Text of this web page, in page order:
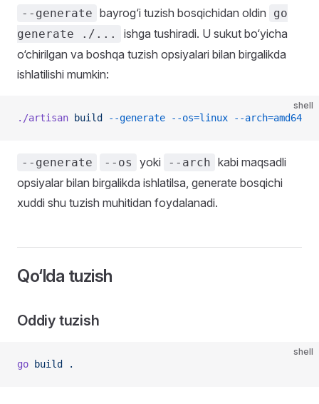
--generate bayrog‘i tuzish bosqichidan oldin
go
generate ./...
ishga tushiradi. U sukut bo‘yicha
o‘chirilgan va boshqa tuzish opsiyalari bilan birgalikda
ishlatilishi mumkin:
shell
./artisan build --generate --os=linux --arch=amd64
--generate --os yoki --arch kabi maqsadli
opsiyalar bilan birgalikda ishlatilsa, generate bosqichi
xuddi shu tuzish muhitidan foydalanadi.
Qo‘lda tuzish
Oddiy tuzish
shell
go build .